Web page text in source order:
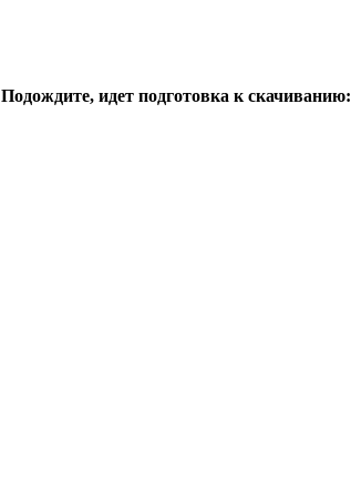
Подождите, идет подготовка к скачиванию: